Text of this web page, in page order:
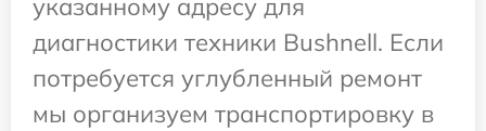
указанному адресу для
диагностики техники Bushnell. Если
потребуется углубленный ремонт
мы организуем транспортировку в